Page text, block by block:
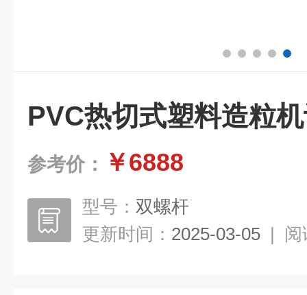
PVC热切式塑料造粒
参考价： ￥6888
型号： 双螺杆
更新时间： 2025-03-05 | 阅